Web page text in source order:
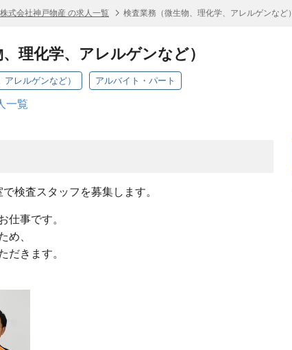
株式会社神戸物産 の求人一覧 検査業務（微生物、理化学、アレルゲンなど）
理化学、アレルゲンなど）
レルゲンなど） アルバイト・パート
一覧
検査スタッフを募集します。
仕事です。
め、
だきます。